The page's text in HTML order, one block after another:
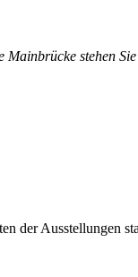
stehen
der Ausstellungen